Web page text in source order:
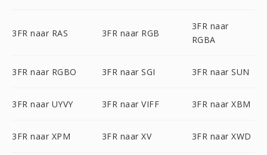
3FR naar RAS 3FR naar RGB
3FR naar
RGBA
3FR naar RGBO 3FR naar SGI 3FR naar SUN
3FR naar UYVY 3FR naar VIFF 3FR naar XBM
3FR naar XPM 3FR naar XV 3FR naar XWD